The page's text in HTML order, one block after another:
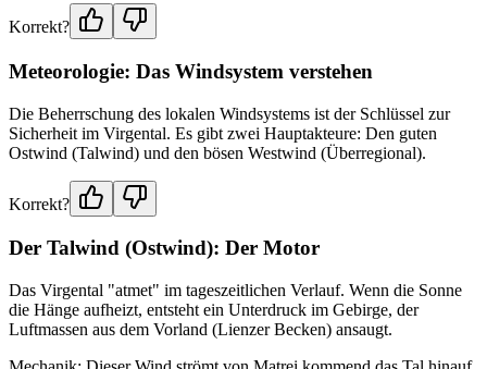
Korrekt?
Meteorologie: Das Windsystem verstehen
Die Beherrschung des lokalen Windsystems ist der Schlüssel zur
Sicherheit im Virgental. Es gibt zwei Hauptakteure: Den guten
Ostwind (Talwind) und den bösen Westwind (Überregional).
Korrekt?
Der Talwind (Ostwind): Der Motor
Das Virgental "atmet" im tageszeitlichen Verlauf. Wenn die Sonne
die Hänge aufheizt, entsteht ein Unterdruck im Gebirge, der
Luftmassen aus dem Vorland (Lienzer Becken) ansaugt.